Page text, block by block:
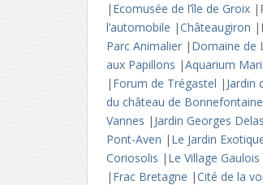
| Ecomusée de l’île de Groix |
l’automobile |Châteaugiron |
Parc Animalier | Domaine de
aux Papillons |Aquarium
| Forum de Trégastel | Jardin
du château de Bonnefontaine
Vannes | Jardin Georges
Pont-Aven | Le Jardin
Coriosolis | Le Village Gaulois
| Frac Bretagne |Cité de la